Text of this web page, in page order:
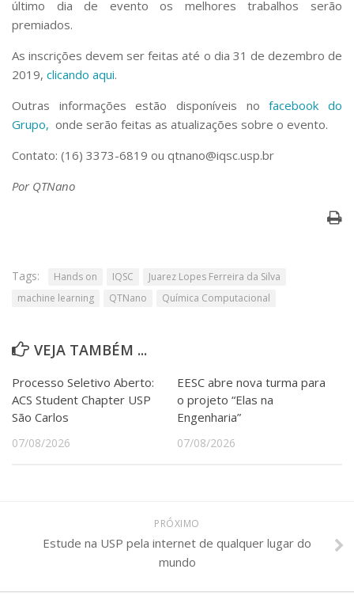
último dia de evento os melhores trabalhos serão
premiados.
As inscrições devem ser feitas até o dia 31 de dezembro de
2019, clicando aqui.
Outras informações estão disponíveis nofacebook do
Grupo, onde serão feitas as atualizações sobre o evento.
Contato: (16) 3373-6819 ou qtnano@iqsc.usp.br
Por QTNano
Tags: Hands on IQSC
Juarez Lopes Ferreira da Silva
machine learning
QTNano Química Computacional
VEJA TAMBÉM ...
Processo Seletivo Aberto:
ACS Student Chapter USP
São Carlos
07/08/2026
EESC abre nova turma para
o projeto “Elas na
Engenharia”
07/08/2026
PRÓXIMO
Estude na USP pela internet de qualquer lugar do
mundo